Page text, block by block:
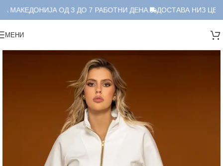
МАКЕДОНИЈА ОД 3 ДО 7 РАБОТНИ ДЕНА. ДОСТАВА НИЗ
МЕНИ